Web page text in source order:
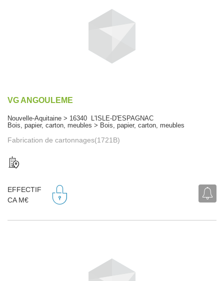
VG ANGOULEME
Nouvelle-Aquitaine > 16340 L'ISLE-D'ESPAGNAC
Bois, papier, carton, meubles > Bois, papier, carton, meubles
Fabrication de cartonnages(1721B)
EFFECTIF
CA M€